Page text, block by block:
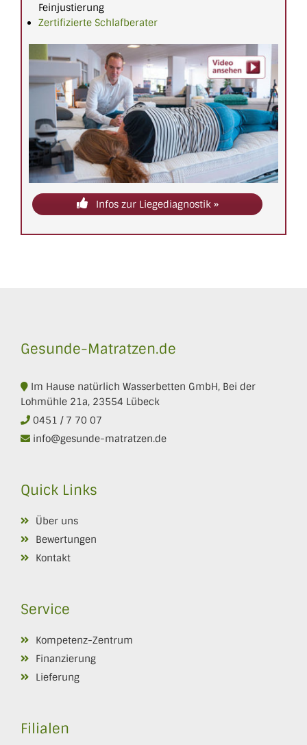
Feinjustierung
Zertifizierte Schlafberater
Infos zur Liegediagnostik »
Gesunde-Matratzen.de
Im Hause natürlich Wasserbetten GmbH, Bei der
Lohmühle 21a, 23554 Lübeck
0451 / 7 70 07
info@gesunde-matratzen.de
Quick Links
Über uns
Bewertungen
Kontakt
Service
Kompetenz-Zentrum
Finanzierung
Lieferung
Filialen